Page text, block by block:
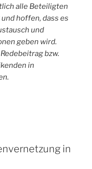
alle Beteiligten
hoffen, dass es
und
geben wird.
bzw.
in
in